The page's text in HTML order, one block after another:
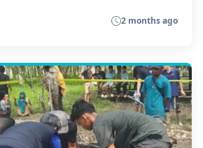
2 months ago